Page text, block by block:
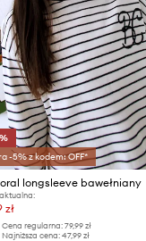
-5% z kodem: OFF*
longsleeve bawełniany
zł
Cena regularna: 79,99 zł
Najniższa cena: 47,99 zł